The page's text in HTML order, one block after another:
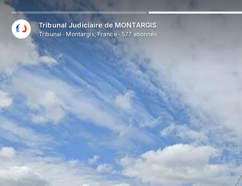
Aller au contenu principal
Tribunal Judiciaire de MONTARGIS
Tribunal · Montargis, France· 577 abonnés